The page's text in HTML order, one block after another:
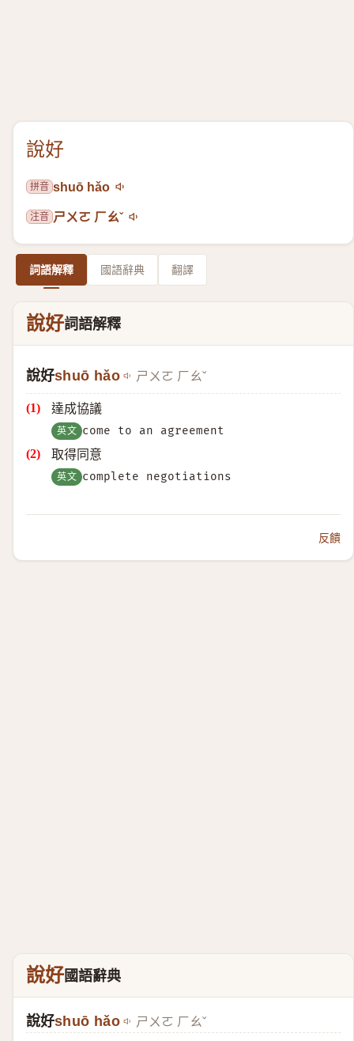
說好
拼音 shuō hǎo
注音 ㄕㄨㄛ ㄏㄠˇ
詞語解釋 國語辭典 翻譯
說好詞語解釋
說好shuō hǎo ㄕㄨㄛ ㄏㄠˇ
達成協議
英文 come to an agreement
取得同意
英文 complete negotiations
反饋
說好國語辭典
說好shuō hǎo ㄕㄨㄛ ㄏㄠˇ